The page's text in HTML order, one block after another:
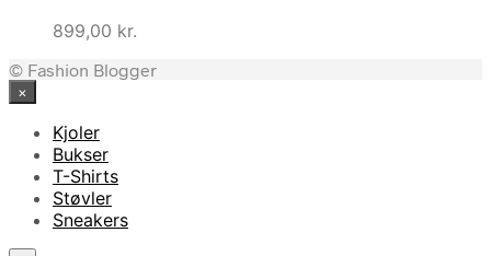
899,00 kr.
© Fashion Blogger
×
Kjoler
Bukser
T-Shirts
Støvler
Sneakers